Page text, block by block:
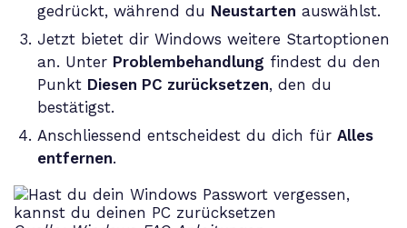
gedrückt, während du Neustarten auswählst.
Jetzt bietet dir Windows weitere Startoptionen
an. Unter Problembehandlung findest du den
Punkt Diesen PC zurücksetzen, den du
bestätigst.
Anschliessend entscheidest du dich für Alles
entfernen.